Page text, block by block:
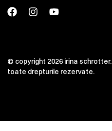
© copyright 2026 irina schrotter.
toate drepturile rezervate.